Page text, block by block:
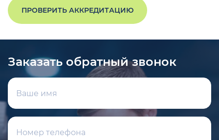
ПРОВЕРИТЬ АККРЕДИТАЦИЮ
Заказать обратный звонок